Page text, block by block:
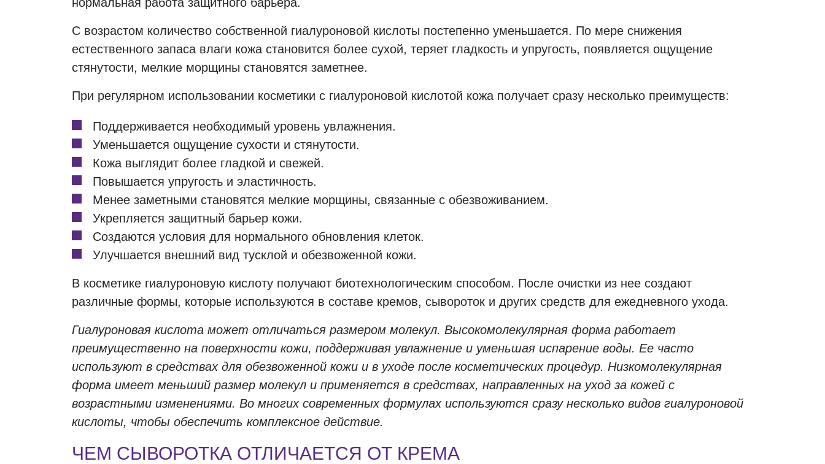
С возрастом количество собственной гиалуроновой кислоты постепенно уменьшается. По мере снижения
естественного запаса влаги кожа становится более сухой, теряет гладкость и упругость, появляется ощущение
стянутости, мелкие морщины становятся заметнее.
При регулярном использовании косметики с гиалуроновой кислотой кожа получает сразу несколько преимуществ:
Поддерживается необходимый уровень увлажнения.
Уменьшается ощущение сухости и стянутости.
Кожа выглядит более гладкой и свежей.
Повышается упругость и эластичность.
Менее заметными становятся мелкие морщины, связанные с обезвоживанием.
Укрепляется защитный барьер кожи.
Создаются условия для нормального обновления клеток.
Улучшается внешний вид тусклой и обезвоженной кожи.
В косметике гиалуроновую кислоту получают биотехнологическим способом. После очистки из нее создают
различные формы, которые используются в составе кремов, сывороток и других средств для ежедневного ухода.
Гиалуроновая кислота может отличаться размером молекул. Высокомолекулярная форма работает
преимущественно на поверхности кожи, поддерживая увлажнение и уменьшая испарение воды. Ее часто
используют в средствах для обезвоженной кожи и в уходе после косметических процедур. Низкомолекулярная
форма имеет меньший размер молекул и применяется в средствах, направленных на уход за кожей с
возрастными изменениями. Во многих современных формулах используются сразу несколько видов гиалуроновой
кислоты, чтобы обеспечить комплексное действие.
ЧЕМ СЫВОРОТКА ОТЛИЧАЕТСЯ ОТ КРЕМА